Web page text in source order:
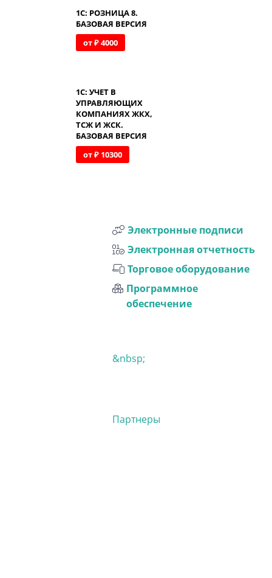
1С: РОЗНИЦА 8.
БАЗОВАЯ ВЕРСИЯ
от ₽ 4000
1С: УЧЕТ В
УПРАВЛЯЮЩИХ
КОМПАНИЯХ ЖКХ,
ТСЖ И ЖСК.
БАЗОВАЯ ВЕРСИЯ
от ₽ 10300
Электронные подписи
Электронная отчетность
Торговое оборудование
Программное
обеспечение
&nbsp;
Партнеры